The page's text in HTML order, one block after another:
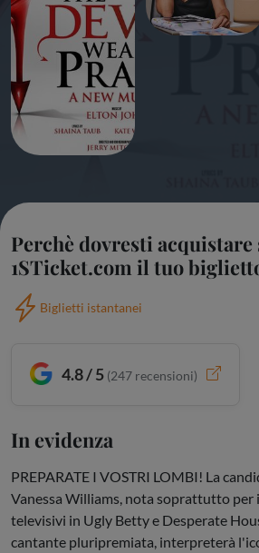
Perchè dovresti acquistare
1STicket.com il tuo
Biglietti istantanei
4.8 / 5 (247 recensioni)
In evidenza
PREPARATE I VOSTRI LOMBI! La
Vanessa Williams, nota soprattutto per
televisivi in Ugly Betty e Desperate
cantante pluripremiata, interpreterà